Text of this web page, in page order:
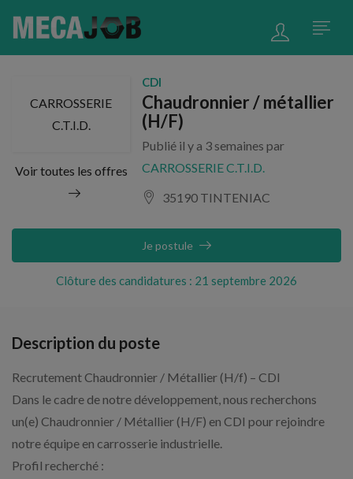
CARROSSERIE
C.T.I.D.
Voir toutes les offres
CDI
Chaudronnier / métallier
(H/F)
Publié il y a 3 semaines par
CARROSSERIE C.T.I.D.
35190 TINTENIAC
Clôture des candidatures : 21 septembre 2026
Je postule
Description du poste
Recrutement Chaudronnier / Métallier (H/f) – CDI
Dans le cadre de notre développement, nous recherchons
un(e) Chaudronnier / Métallier (H/F) en CDI pour rejoindre
notre équipe en carrosserie industrielle.
Profil recherché :